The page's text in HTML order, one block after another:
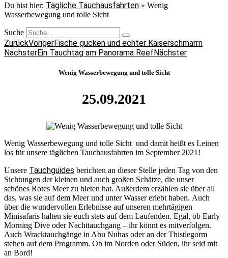
Du bist hier: Tägliche Tauchausfahrten » Wenig
Wasserbewegung und tolle Sicht
Suche
ZurückVorigerFische gucken und echter Kaiserschmarrn
NächsterEin Tauchtag am Panorama ReefNächster
Wenig Wasserbewegung und tolle Sicht
25.09.2021
Wenig Wasserbewegung und tolle Sicht und damit heißt es Leinen
los für unsere täglichen Tauchausfahrten im September 2021!
Unsere Tauchguides berichten an dieser Stelle jeden Tag von den
Sichtungen der kleinen und auch großen Schätze, die unser
schönes Rotes Meer zu bieten hat. Außerdem erzählen sie über all
das, was sie auf dem Meer und unter Wasser erlebt haben. Auch
über die wundervollen Erlebnisse auf unseren mehrtägigen
Minisafaris halten sie euch stets auf dem Laufenden. Egal, ob Early
Morning Dive oder Nachttauchgang – ihr könnt es mitverfolgen.
Auch Wracktauchgänge in Abu Nuhas oder an der Thistlegorm
stehen auf dem Programm. Ob im Norden oder Süden, ihr seid mit
an Bord!